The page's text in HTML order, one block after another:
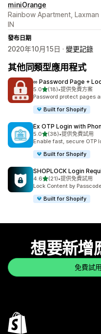
miniOrange
Rainbow Apartment,
IN
發布日期
2020年10月15日 · 變更記錄
其他同類型應用程式
∞ Password Page +
5.0滿分 5 顆星
(18)
共有 18 則評價
•提供免費方案
Password protect pages
Built for Shopify
Ex OTP Login with
5.0滿分 5 顆星
(38)
共有 38 則評價
•提供免費試用
Enable fast, secure OTP
Built for Shopify
SHOPLOCK Login
4.6滿分 5 顆星
(21)
共有 21 則評價
•提供免費試用
Lock Content by
Built for Shopify
想要新增
免費試